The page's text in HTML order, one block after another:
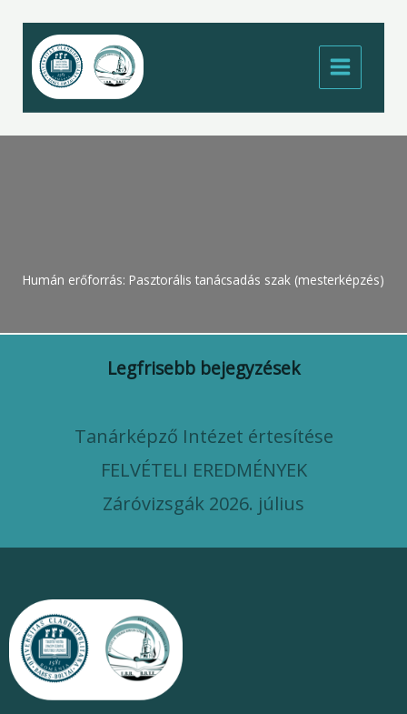
content
Humán erőforrás: Pasztorális tanácsadás szak (mesterképzés)
Legfrisebb bejegyzések
Tanárképző Intézet értesítése
FELVÉTELI EREDMÉNYEK
Záróvizsgák 2026. július